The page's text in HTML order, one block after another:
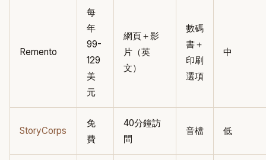
Remento
每
年
99-
129
美
元
網頁＋影
片（英
文）
數碼
書＋
印刷
選項
中
StoryCorps
免
費
40分鐘訪
問
音檔 低